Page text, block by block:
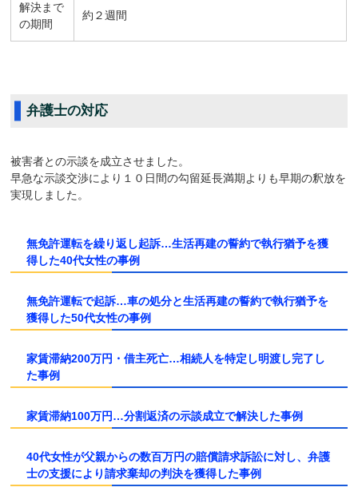
解決まで
の期間
約２週間
弁護士の対応
被害者との示談を成立させました。
早急な示談交渉により１０日間の勾留延長満期よりも早期の釈放を
実現しました。
無免許運転を繰り返し起訴…生活再建の誓約で執行猶予を獲
得した40代女性の事例
無免許運転で起訴…車の処分と生活再建の誓約で執行猶予を
獲得した50代女性の事例
家賃滞納200万円・借主死亡…相続人を特定し明渡し完了し
た事例
家賃滞納100万円…分割返済の示談成立で解決した事例
40代女性が父親からの数百万円の賠償請求訴訟に対し、弁護
士の支援により請求棄却の判決を獲得した事例